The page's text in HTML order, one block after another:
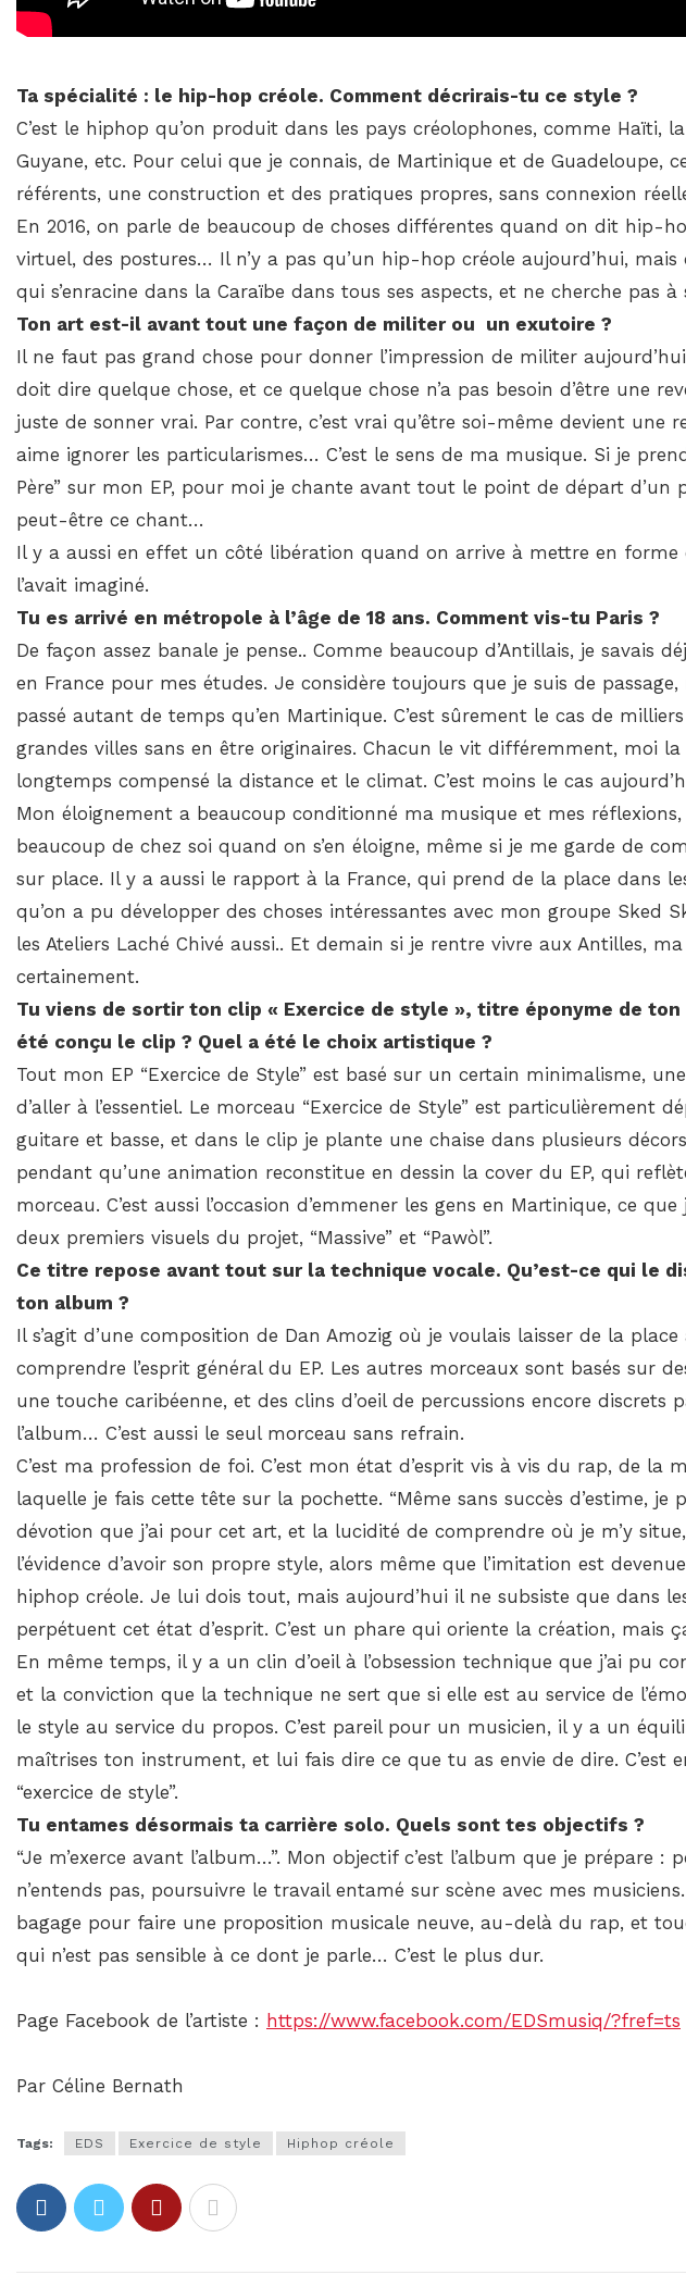
Ta spécialité : le hip-hop créole. Comment décrirais-tu ce style ?
C’est le hiphop qu’on produit dans les pays créolophones, comme Haïti,
Guyane, etc. Pour celui que je connais, de Martinique et de Guadeloupe,
référents, une construction et des pratiques propres, sans connexion
En 2016, on parle de beaucoup de choses différentes quand on dit hip-
virtuel, des postures… Il n’y a pas qu’un hip-hop créole aujourd’hui, mais
qui s’enracine dans la Caraïbe dans tous ses aspects, et ne cherche pas à
Ton art est-il avant tout une façon de militer ou un exutoire ?
Il ne faut pas grand chose pour donner l’impression de militer
doit dire quelque chose, et ce quelque chose n’a pas besoin d’être une
juste de sonner vrai. Par contre, c’est vrai qu’être soi-même devient une
aime ignorer les particularismes… C’est le sens de ma musique. Si je
Père” sur mon EP, pour moi je chante avant tout le point de départ d’un
peut-être ce chant…
Il y a aussi en effet un côté libération quand on arrive à mettre en forme
l’avait imaginé.
Tu es arrivé en métropole à l’âge de 18 ans. Comment vis-tu Paris ?
De façon assez banale je pense.. Comme beaucoup d’Antillais, je savais
en France pour mes études. Je considère toujours que je suis de
passé autant de temps qu’en Martinique. C’est sûrement le cas de
grandes villes sans en être originaires. Chacun le vit différemment, moi
longtemps compensé la distance et le climat. C’est moins le cas
Mon éloignement a beaucoup conditionné ma musique et mes réflexions,
beaucoup de chez soi quand on s’en éloigne, même si je me garde de
sur place. Il y a aussi le rapport à la France, qui prend de la place dans
qu’on a pu développer des choses intéressantes avec mon groupe Sked
les Ateliers Laché Chivé aussi.. Et demain si je rentre vivre aux Antilles,
certainement.
Tu viens de sortir ton clip « Exercice de style », titre éponyme de ton
été conçu le clip ? Quel a été le choix artistique ?
Tout mon EP “Exercice de Style” est basé sur un certain minimalisme,
d’aller à l’essentiel. Le morceau “Exercice de Style” est particulièrement
guitare et basse, et dans le clip je plante une chaise dans plusieurs
pendant qu’une animation reconstitue en dessin la cover du EP, qui
morceau. C’est aussi l’occasion d’emmener les gens en Martinique, ce
deux premiers visuels du projet, “Massive” et “Pawòl”.
Ce titre repose avant tout sur la technique vocale. Qu’est-ce qui le
ton album ?
Il s’agit d’une composition de Dan Amozig où je voulais laisser de la
comprendre l’esprit général du EP. Les autres morceaux sont basés sur
une touche caribéenne, et des clins d’oeil de percussions encore discrets
l’album… C’est aussi le seul morceau sans refrain.
C’est ma profession de foi. C’est mon état d’esprit vis à vis du rap, de la
laquelle je fais cette tête sur la pochette. “Même sans succès d’estime, je
dévotion que j’ai pour cet art, et la lucidité de comprendre où je m’y
l’évidence d’avoir son propre style, alors même que l’imitation est
hiphop créole. Je lui dois tout, mais aujourd’hui il ne subsiste que dans
perpétuent cet état d’esprit. C’est un phare qui oriente la création, mais
En même temps, il y a un clin d’oeil à l’obsession technique que j’ai pu
et la conviction que la technique ne sert que si elle est au service de
le style au service du propos. C’est pareil pour un musicien, il y a un
maîtrises ton instrument, et lui fais dire ce que tu as envie de dire. C’est
“exercice de style”.
Tu entames désormais ta carrière solo. Quels sont tes objectifs ?
“Je m’exerce avant l’album…”. Mon objectif c’est l’album que je prépare :
n’entends pas, poursuivre le travail entamé sur scène avec mes
bagage pour faire une proposition musicale neuve, au-delà du rap, et
qui n’est pas sensible à ce dont je parle… C’est le plus dur.
Page Facebook de l’artiste : https://www.facebook.com/EDSmusiq/?fref=ts
Par Céline Bernath
Tags: EDS Exercice de style Hiphop créole